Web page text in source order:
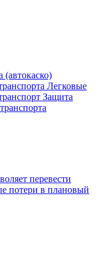
(автокаско)
Легковые
Защита
перевести
потери в плановый